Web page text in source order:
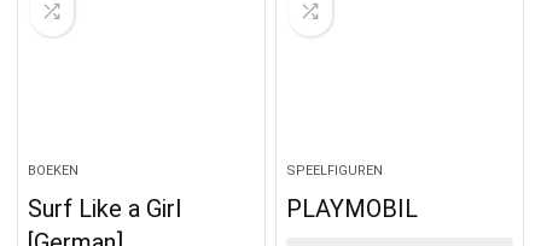
BOEKEN
Surf Like a Girl
SPEELFIGUREN
PLAYMOBIL